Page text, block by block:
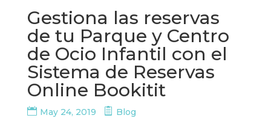
Gestiona las reservas
de tu Parque y Centro
de Ocio Infantil con el
Sistema de Reservas
Online Bookitit
May 24, 2019 Blog